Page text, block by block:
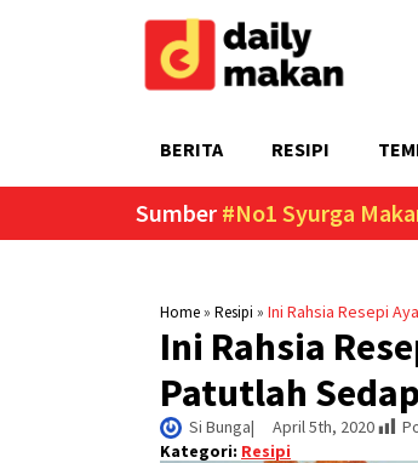
BERITA RESIPI
Sumber #No1 Syurga
Home» Resipi » Ini Rahsia Resepi
Ini Rahsia
Patutlah
Si Bunga| April 5th, 2020
Kategori: Resipi